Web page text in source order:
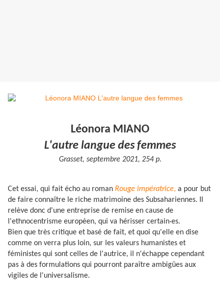
Léonora MIANO
L'autre langue des femmes
Grasset, septembre 2021, 254 p.
Cet essai, qui fait écho au roman Rouge impératrice, a pour but
de faire connaître le riche matrimoine des Subsahariennes. Il
relève donc d'une entreprise de remise en cause de
l'ethnocentrisme européen, qui va hérisser certain·es.
Bien que très critique et basé de fait, et quoi qu'elle en dise
comme on verra plus loin, sur les valeurs humanistes et
féministes qui sont celles de l'autrice, il n'échappe cependant
pas à des formulations qui pourront paraître ambigües aux
vigiles de l'universalisme.